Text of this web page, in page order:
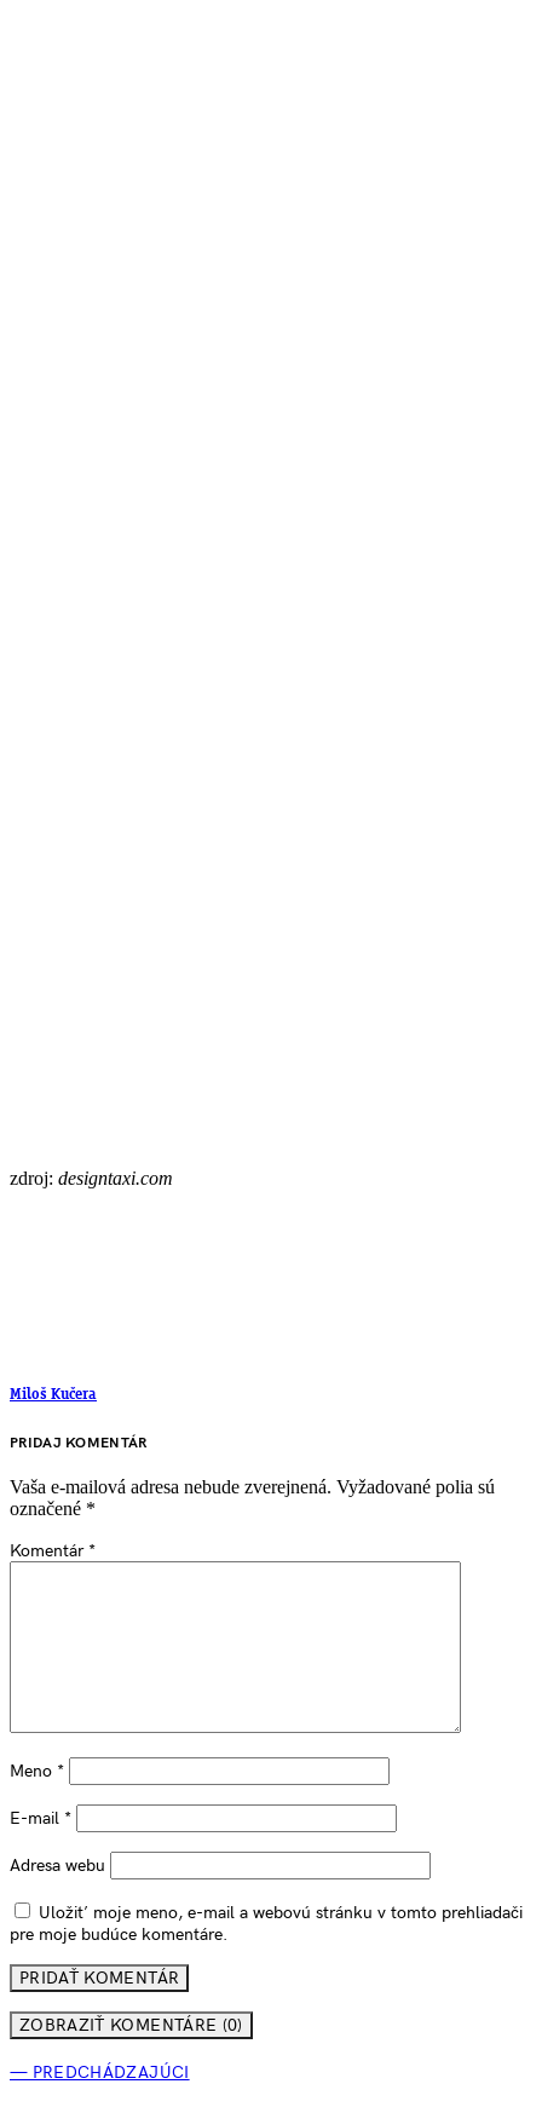
zdroj: designtaxi.com
Miloš Kučera
PRIDAJ KOMENTÁR
Vaša e-mailová adresa nebude zverejnená. Vyžadované polia sú
označené *
Komentár *
Meno *
E-mail *
Adresa webu
Uložiť moje meno, e-mail a webovú stránku v tomto prehliadači
pre moje budúce komentáre.
ZOBRAZIŤ KOMENTÁRE (0)
— PREDCHÁDZAJÚCI